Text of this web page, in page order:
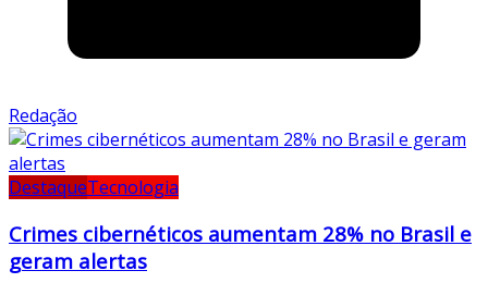
Redação
DestaqueTecnologia
Crimes cibernéticos aumentam 28% no Brasil e
geram alertas